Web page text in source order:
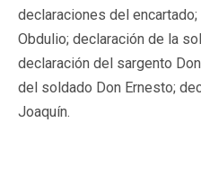
declaraciones del
Obdulio; declaración de la
declaración del sargento
del soldado Don Ernesto;
Joaquín.